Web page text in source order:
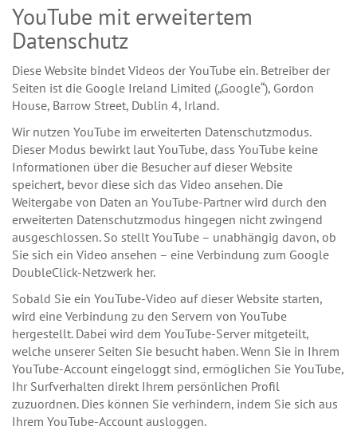
YouTube mit erweitertem
Datenschutz
Diese Website bindet Videos der YouTube ein. Betreiber der
Seiten ist die Google Ireland Limited („Google“), Gordon
House, Barrow Street, Dublin 4, Irland.
Wir nutzen YouTube im erweiterten Datenschutzmodus.
Dieser Modus bewirkt laut YouTube, dass YouTube keine
Informationen über die Besucher auf dieser Website
speichert, bevor diese sich das Video ansehen. Die
Weitergabe von Daten an YouTube-Partner wird durch den
erweiterten Datenschutzmodus hingegen nicht zwingend
ausgeschlossen. So stellt YouTube – unabhängig davon, ob
Sie sich ein Video ansehen – eine Verbindung zum Google
DoubleClick-Netzwerk her.
Sobald Sie ein YouTube-Video auf dieser Website starten,
wird eine Verbindung zu den Servern von YouTube
hergestellt. Dabei wird dem YouTube-Server mitgeteilt,
welche unserer Seiten Sie besucht haben. Wenn Sie in Ihrem
YouTube-Account eingeloggt sind, ermöglichen Sie YouTube,
Ihr Surfverhalten direkt Ihrem persönlichen Profil
zuzuordnen. Dies können Sie verhindern, indem Sie sich aus
Ihrem YouTube-Account ausloggen.